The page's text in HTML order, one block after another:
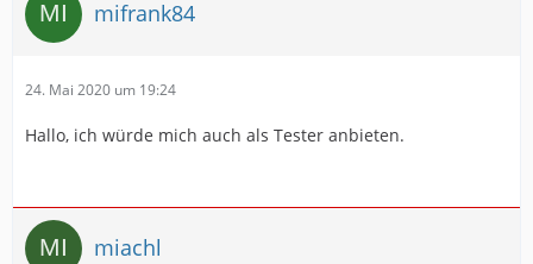
mifrank84
24. Mai 2020 um 19:24
Hallo, ich würde mich auch als Tester anbieten.
miachl